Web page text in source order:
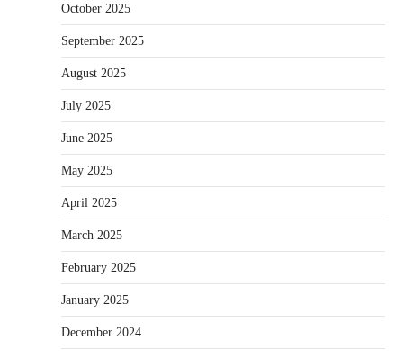
October 2025
September 2025
August 2025
July 2025
June 2025
May 2025
April 2025
March 2025
February 2025
January 2025
December 2024